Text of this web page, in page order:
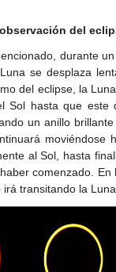
del
durante
se desplaza
del eclipse, la
Sol hasta que este
un anillo
moviéndose
al Sol, hasta
comenzado.
transitando la